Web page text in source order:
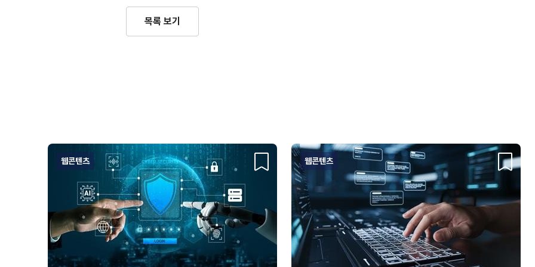
목록 보기
웹콘텐츠 웹콘텐츠